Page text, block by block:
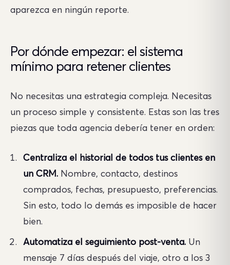
aparezca en ningún reporte.
Por dónde empezar: el sistema
mínimo para retener clientes
No necesitas una estrategia compleja. Necesitas
un proceso simple y consistente. Estas son las tres
piezas que toda agencia debería tener en orden:
Centraliza el historial de todos tus clientes en
un CRM. Nombre, contacto, destinos
comprados, fechas, presupuesto, preferencias.
Sin esto, todo lo demás es imposible de hacer
bien.
Automatiza el seguimiento post-venta. Un
mensaje 7 días después del viaje, otro a los 3